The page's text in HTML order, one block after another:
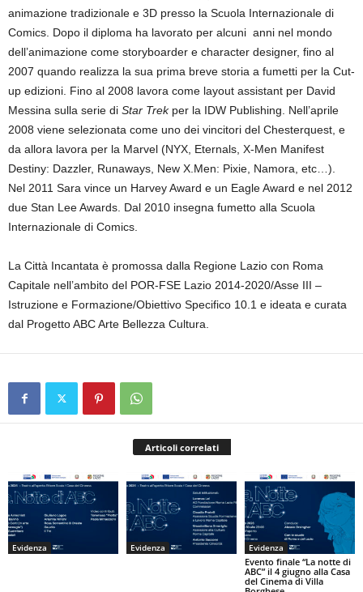
animazione tradizionale e 3D presso la Scuola Internazionale di
Comics. Dopo il diploma ha lavorato per alcuni anni nel mondo
dell’animazione come storyboarder e character designer, fino al
2007 quando realizza la sua prima breve storia a fumetti per la Cut-
up edizioni. Fino al 2008 lavora come layout assistant per David
Messina sulla serie di Star Trek per la IDW Publishing. Nell’aprile
2008 viene selezionata come uno dei vincitori del Chesterquest, e
da allora lavora per la Marvel (NYX, Eternals, X-Men Manifest
Destiny: Dazzler, Runaways, New X.Men: Pixie, Namora, etc…).
Nel 2011 Sara vince un Harvey Award e un Eagle Award e nel 2012
due Stan Lee Awards. Dal 2010 insegna fumetto alla Scuola
Internazionale di Comics.
La Città Incantata è promossa dalla Regione Lazio con Roma
Capitale nell’ambito del POR-FSE Lazio 2014-2020/Asse III –
Istruzione e Formazione/Obiettivo Specifico 10.1 e ideata e curata
dal Progetto ABC Arte Bellezza Cultura.
Articoli correlati
Evidenza Evidenza Evidenza
Evento finale “La notte di
ABC” il 4 giugno alla Casa
del Cinema di Villa